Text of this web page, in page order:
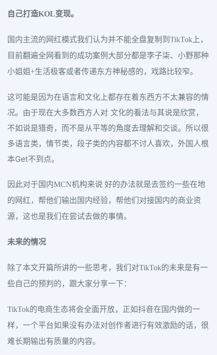
自己打造KOL变现。
国内主流的网红模式我们认为并不能全盘复制到TikTok上，
目前翻遍全网看到的成功案例大部分都是李子柒、小野那种
小姐姐+生活极客或者传递东方神秘感的，戏路比较窄。
这可能是因为在语言和文化上都存在着东西方不太兼容的情
况。由于现在大多数西方人对 文化的看法与其说是欣赏，
不如说是猎奇，而不是从平等的角度去理解和交谈。所以很
多语言类，情节类，段子类的内容都不讨人喜欢，外国人根
本Get不到点。
因此对于国内MCN机构来说 好的办法就是去签约一些在地
的网红，帮他们输出国内经验，帮他们对接国内的商业资
源，这也是我们在尝试去做的事情。
未来的情况
除了本文开篇所讲的一些思考，我们对TikTok的未来是有一
些自己的预判的，跟大家分享一下：
TikTok的电商生态将会全面开放，正如抖音在国内做的一
样，一个平台如果没有办法对创作者进行有效激励的话，很
难长期输出有质量的内容。